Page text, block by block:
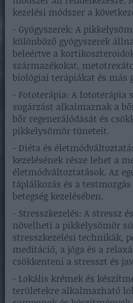
kezelési módszer a
- Gyógyszerek: A
különböző gyógyszerek
beleértve a
származékokat,
biológiai terápiákat és más
- Fototerápia: A fototerápia
sugárzást alkalmaznak a
bőr regenerálódását és
pikkelysömör tüneteit.
- Diéta és
kezelésének része lehet a
életmódváltoztatások. Az
táplálkozás és a
betegség kezelésében.
- Stresszkezelés: A stressz
növelheti a pikkelysömör
stresszkezelési technikák,
meditáció, a jóga és a
csökkenteni a stresszt és
- Lokális krémek és
területekre alkalmazható